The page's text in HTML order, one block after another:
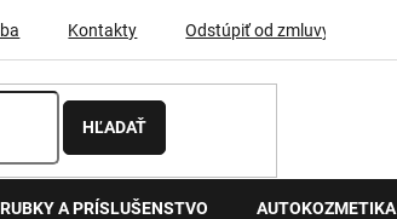
Kontakty Odstúpiť od zmluvy
HĽADAŤ
A PRÍSLUŠENSTVO AUTOKOZMETIKA